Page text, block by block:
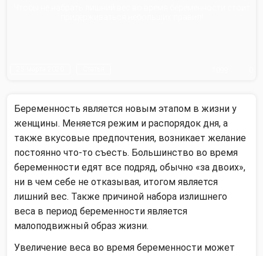
Беременность является новым этапом в жизни у
женщины. Меняется режим и распорядок дня, а
также вкусовые предпочтения, возникает желание
постоянно что-то съесть. Большинство во время
беременности едят все подряд, обычно «за двоих»,
ни в чем себе не отказывая, итогом является
лишний вес. Также причиной набора излишнего
веса в период беременности является
малоподвижный образ жизни.
Увеличение веса во время беременности может